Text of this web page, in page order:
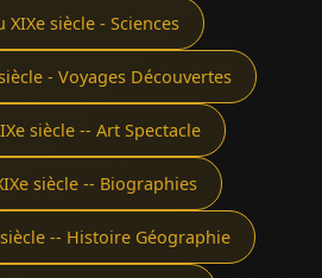
XIXe siècle - Sciences
- Voyages Découvertes
siècle -- Art Spectacle
siècle -- Biographies
-- Histoire Géographie